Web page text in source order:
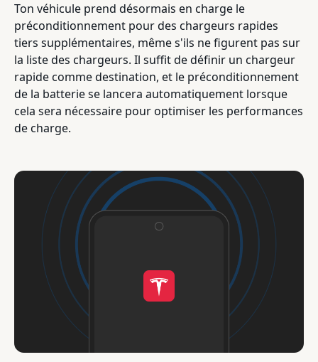
Ton véhicule prend désormais en charge le
préconditionnement pour des chargeurs rapides
tiers supplémentaires, même s'ils ne figurent pas sur
la liste des chargeurs. Il suffit de définir un chargeur
rapide comme destination, et le préconditionnement
de la batterie se lancera automatiquement lorsque
cela sera nécessaire pour optimiser les performances
de charge.